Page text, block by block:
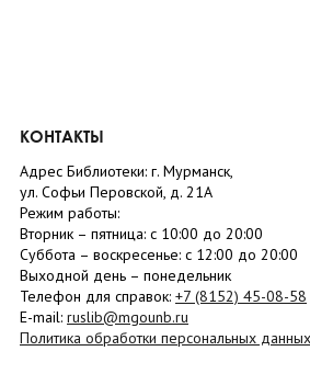
КОНТАКТЫ
Адрес Библиотеки: г. Мурманск,
ул. Софьи Перовской, д. 21А
Режим работы:
Вторник – пятница: с 10:00 до 20:00
Суббота – воскресенье: c 12:00 до 20:00
Выходной день – понедельник
Телефон для справок: +7 (8152) 45-08-58
E-mail: ruslib@mgounb.ru
Политика обработки персональных